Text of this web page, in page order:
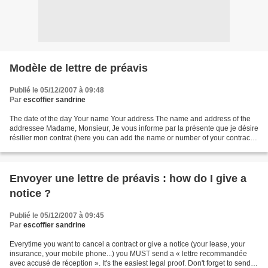
Modèle de lettre de préavis
Publié le 05/12/2007 à 09:48
Par escoffier sandrine
The date of the day Your name Your address The name and address of the
addressee Madame, Monsieur, Je vous informe par la présente que je désire
résilier mon contrat (here you can add the name or number of your contract)
Envoyer une lettre de préavis : how do I give a
notice ?
Publié le 05/12/2007 à 09:45
Par escoffier sandrine
Everytime you want to cancel a contract or give a notice (your lease, your
insurance, your mobile phone...) you MUST send a « lettre recommandée
avec accusé de réception ». It's the easiest legal proof. Don't forget to send it